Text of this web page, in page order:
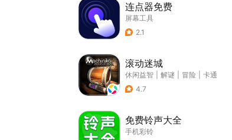
连点器免费
屏幕工具
2.1
滚动迷城
休闲益智 解谜 冒险
卡通
4.7
免费铃声大全
手机彩铃